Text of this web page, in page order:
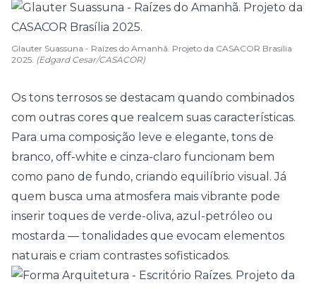
Glauter Suassuna - Raízes do Amanhã. Projeto da CASACOR Brasília
2025. (Edgard Cesar/CASACOR)
Os tons terrosos se destacam quando combinados
com outras cores que realcem suas características.
Para uma composição leve e elegante, tons de
branco, off-white e cinza-claro funcionam bem
como pano de fundo, criando equilíbrio visual. Já
quem busca uma atmosfera mais vibrante pode
inserir toques de verde-oliva, azul-petróleo ou
mostarda — tonalidades que evocam elementos
naturais e criam contrastes sofisticados.